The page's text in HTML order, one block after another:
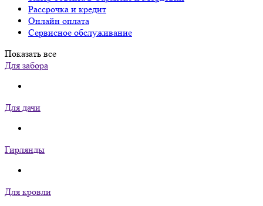
Рассрочка и кредит
Онлайн оплата
Сервисное обслуживание
Показать все
Для забора
Для дачи
Гирлянды
Для кровли